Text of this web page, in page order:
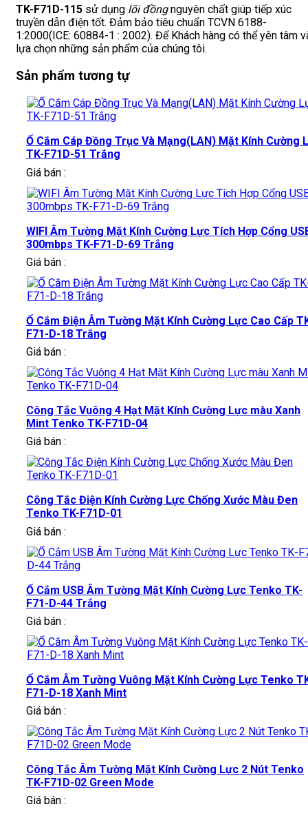
TK-F71D-115 sử dụng lõi đồngnguyên chất giúp tiếp xúc
truyền dẫn điện tốt. Đảm bảo tiêu chuẩn TCVN 6188-
1:2000(ICE: 60884-1 : 2002). Để Khách hàng có thể yên tâm
lựa chọn những sản phẩm của chúng tôi.
Sản phẩm tương tự
Ổ Cắm Cáp Đồng Trục Và Mạng(LAN) Mặt Kính Cường
TK-F71D-51 Trắng
Giá bán :
WIFI Âm Tường Mặt Kính Cường Lực Tích Hợp Cổng
300mbps TK-F71-D-69 Trắng
Giá bán :
Ổ Cắm Điện Âm Tường Mặt Kính Cường Lực Cao Cấp
F71-D-18 Trắng
Giá bán :
Công Tắc Vuông 4 Hạt Mặt Kính Cường Lực màu Xanh
Mint Tenko TK-F71D-04
Giá bán :
Công Tắc Điện Kính Cường Lực Chống Xước Màu Đen
Tenko TK-F71D-01
Giá bán :
Ổ Cắm USB Âm Tường Mặt Kính Cường Lực Tenko TK-
F71-D-44 Trắng
Giá bán :
Ổ Cắm Âm Tường Vuông Mặt Kính Cường Lực Tenko
F71-D-18 Xanh Mint
Giá bán :
Công Tắc Âm Tường Mặt Kính Cường Lực 2 Nút Tenko
TK-F71D-02 Green Mode
Giá bán :